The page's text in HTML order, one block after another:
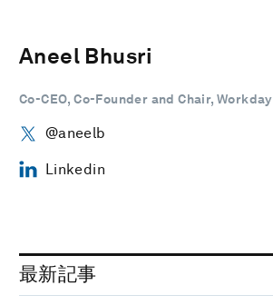
Aneel Bhusri
Co-CEO, Co-Founder and Chair, Workday
@aneelb
Linkedin
最新記事